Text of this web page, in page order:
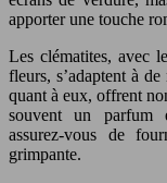
apporter une touche
Les clématites, avec
fleurs, s’adaptent à
quant à eux, offrent
souvent un parfum
assurez-vous de
grimpante.